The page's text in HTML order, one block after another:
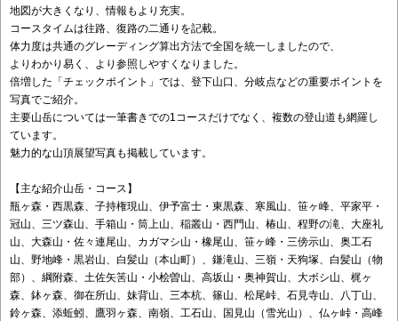
地図が大きくなり、情報もより充実。
コースタイムは往路、復路の二通りを記載。
体力度は共通のグレーディング算出方法で全国を統一しましたので、
よりわかり易く、より参照しやすくなりました。
倍増した「チェックポイント」では、登下山口、分岐点などの重要ポイントを
写真でご紹介。
主要山岳については一筆書きでの1コースだけでなく、複数の登山道も網羅し
ています。
魅力的な山頂展望写真も掲載しています。
【主な紹介山岳・コース】
瓶ヶ森・西黒森、子持権現山、伊予富士・東黒森、寒風山、笹ヶ峰、平家平・
冠山、三ツ森山、手箱山・筒上山、稲叢山・西門山、椿山、程野の滝、大座礼
山、大森山・佐々連尾山、カガマシ山・橡尾山、笹ヶ峰・三傍示山、奥工石
山、野地峰・黒岩山、白髪山（本山町）、鎌滝山、三嶺・天狗塚、白髪山（物
部）、綱附森、土佐矢筈山・小桧曽山、高坂山・奥神賀山、大ボシ山、梶ヶ
森、鉢ヶ森、御在所山、妹背山、三本杭、篠山、松尾峠、石見寺山、八丁山、
鈴ヶ森、添蚯蚓、鷹羽ヶ森、南嶺、工石山、国見山（雪光山）、仏ヶ峠・高峰